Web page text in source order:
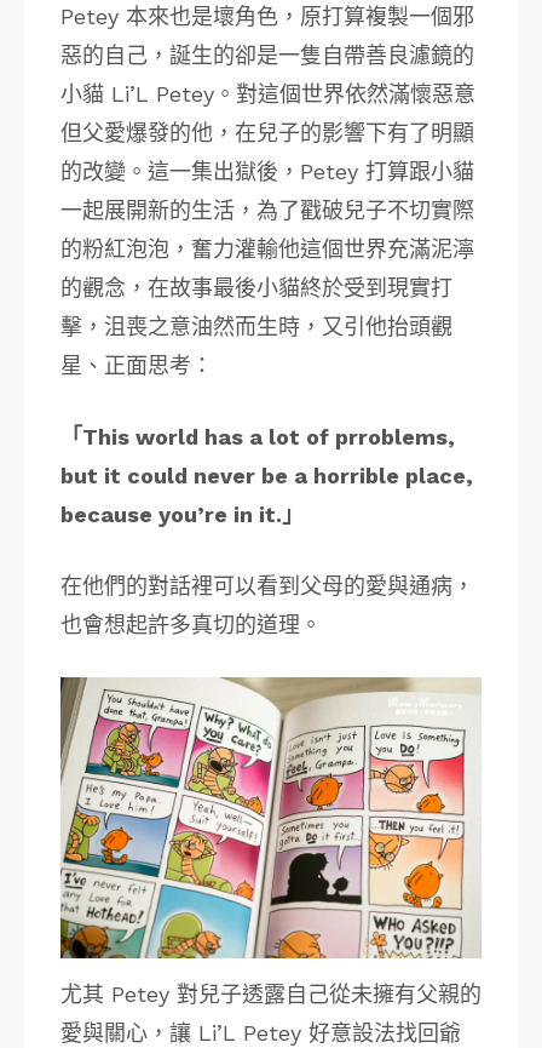
Petey 本來也是壞角色，原打算複製一個邪
惡的自己，誕生的卻是一隻自帶善良濾鏡的
小貓 Li’L Petey。對這個世界依然滿懷惡意
但父愛爆發的他，在兒子的影響下有了明顯
的改變。這一集出獄後，Petey 打算跟小貓
一起展開新的生活，為了戳破兒子不切實際
的粉紅泡泡，奮力灌輸他這個世界充滿泥濘
的觀念，在故事最後小貓終於受到現實打
擊，沮喪之意油然而生時，又引他抬頭觀
星、正面思考：
「This world has a lot of prroblems,
but it could never be a horrible place,
because you’re in it.」
在他們的對話裡可以看到父母的愛與通病，
也會想起許多真切的道理。
尤其 Petey 對兒子透露自己從未擁有父親的
愛與關心，讓 Li’L Petey 好意設法找回爺